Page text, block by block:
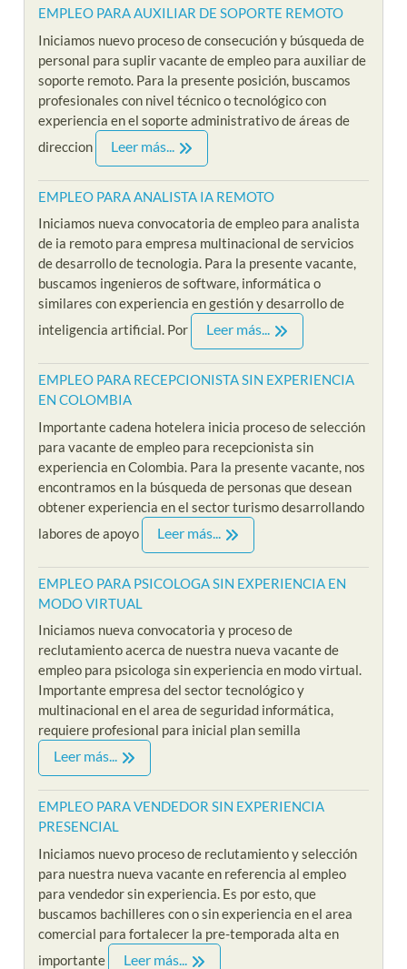
EMPLEO PARA AUXILIAR DE SOPORTE REMOTO
Iniciamos nuevo proceso de consecución y búsqueda de
personal para suplir vacante de empleo para auxiliar de
soporte remoto. Para la presente posición, buscamos
profesionales con nivel técnico o tecnológico con
experiencia en el soporte administrativo de áreas de
direccion
Leer más...
EMPLEO PARA ANALISTA IA REMOTO
Iniciamos nueva convocatoria de empleo para analista
de ia remoto para empresa multinacional de servicios
de desarrollo de tecnologia. Para la presente vacante,
buscamos ingenieros de software, informática o
similares con experiencia en gestión y desarrollo de
inteligencia artificial. Por
Leer más...
EMPLEO PARA RECEPCIONISTA SIN EXPERIENCIA
EN COLOMBIA
Importante cadena hotelera inicia proceso de selección
para vacante de empleo para recepcionista sin
experiencia en Colombia. Para la presente vacante, nos
encontramos en la búsqueda de personas que desean
obtener experiencia en el sector turismo desarrollando
labores de apoyo
Leer más...
EMPLEO PARA PSICOLOGA SIN EXPERIENCIA EN
MODO VIRTUAL
Iniciamos nueva convocatoria y proceso de
reclutamiento acerca de nuestra nueva vacante de
empleo para psicologa sin experiencia en modo virtual.
Importante empresa del sector tecnológico y
multinacional en el area de seguridad informática,
requiere profesional para inicial plan semilla
Leer más...
EMPLEO PARA VENDEDOR SIN EXPERIENCIA
PRESENCIAL
Iniciamos nuevo proceso de reclutamiento y selección
para nuestra nueva vacante en referencia al empleo
para vendedor sin experiencia. Es por esto, que
buscamos bachilleres con o sin experiencia en el area
comercial para fortalecer la pre-temporada alta en
importante
Leer más...